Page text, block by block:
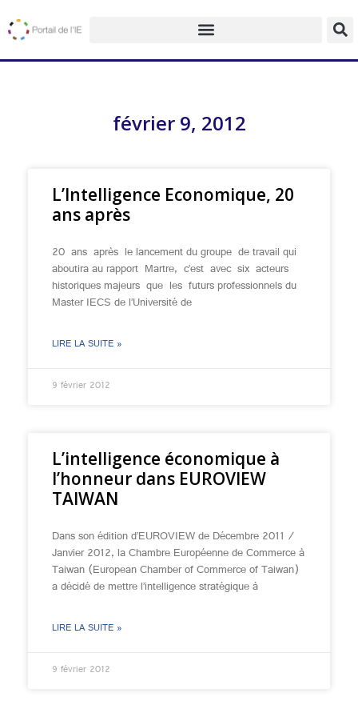
février 9, 2012
L’Intelligence Economique, 20
ans après
20 ans après le lancement du groupe de travail qui
aboutira au rapport Martre, c’est avec six acteurs
historiques majeurs que les futurs professionnels du
Master IECS de l’Université de
LIRE LA SUITE »
9 février 2012
L’intelligence économique à
l’honneur dans EUROVIEW
TAIWAN
Dans son édition d’EUROVIEW de Décembre 2011 /
Janvier 2012, la Chambre Européenne de Commerce à
Taiwan (European Chamber of Commerce of Taiwan)
a décidé de mettre l’intelligence stratégique à
LIRE LA SUITE »
9 février 2012